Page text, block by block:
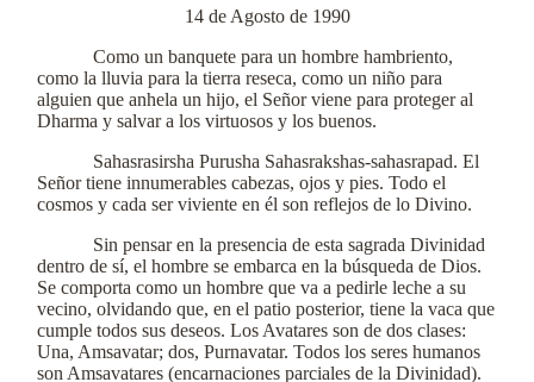
14 de Agosto de 1990
Como un banquete para un hombre hambriento,
como la lluvia para la tierra reseca, como un niño para
alguien que anhela un hijo, el Señor viene para proteger al
Dharma y salvar a los virtuosos y los buenos.
Sahasrasirsha Purusha Sahasrakshas-sahasrapad. El
Señor tiene innumerables cabezas, ojos y pies. Todo el
cosmos y cada ser viviente en él son reflejos de lo Divino.
Sin pensar en la presencia de esta sagrada Divinidad
dentro de sí, el hombre se embarca en la búsqueda de Dios.
Se comporta como un hombre que va a pedirle leche a su
vecino, olvidando que, en el patio posterior, tiene la vaca que
cumple todos sus deseos. Los Avatares son de dos clases:
Una, Amsavatar; dos, Purnavatar. Todos los seres humanos
son Amsavatares (encarnaciones parciales de la Divinidad).